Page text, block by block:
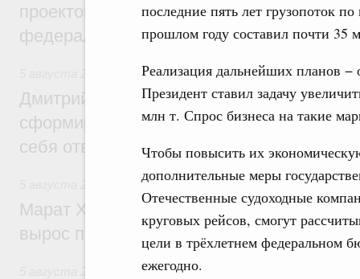
последние пять лет грузопоток
прошлом году составил почти 35
Реализация дальнейших планов −
Президент ставил задачу
млн т. Спрос бизнеса на такие
Чтобы повысить их
дополнительные меры
Отечественные судоходные
круговых рейсов, смогут
цели в трёхлетнем федеральном
ежегодно.
проектов института кураторства в
федеральном округе
Молодёжная политика
Дмитрий Чернышенко: Всемирный
сформировал целое сообщество людей,
себя ответственность за будущее
Национальный проект «Инфраструктура
Марат Хуснуллин: Ввод нежилых зданий
вырос почти на треть
Земельные отношения. Кадастровая